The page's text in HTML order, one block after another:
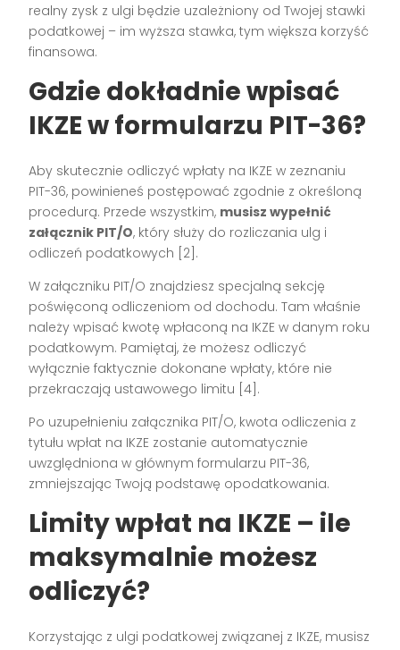
realny zysk z ulgi będzie uzależniony od Twojej stawki
podatkowej – im wyższa stawka, tym większa korzyść
finansowa.
Gdzie dokładnie wpisać
IKZE w formularzu PIT-36?
Aby skutecznie odliczyć wpłaty na IKZE w zeznaniu
PIT-36, powinieneś postępować zgodnie z określoną
procedurą. Przede wszystkim, musisz wypełnić
załącznik PIT/O, który służy do rozliczania ulg i
odliczeń podatkowych [2].
W załączniku PIT/O znajdziesz specjalną sekcję
poświęconą odliczeniom od dochodu. Tam właśnie
należy wpisać kwotę wpłaconą na IKZE w danym roku
podatkowym. Pamiętaj, że możesz odliczyć
wyłącznie faktycznie dokonane wpłaty, które nie
przekraczają ustawowego limitu [4].
Po uzupełnieniu załącznika PIT/O, kwota odliczenia z
tytułu wpłat na IKZE zostanie automatycznie
uwzględniona w głównym formularzu PIT-36,
zmniejszając Twoją podstawę opodatkowania.
Limity wpłat na IKZE – ile
maksymalnie możesz
odliczyć?
Korzystając z ulgi podatkowej związanej z IKZE, musisz